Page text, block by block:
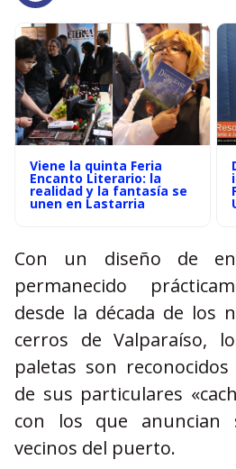
Viene la quinta Feria
Encanto Literario: la
realidad y la fantasía se
unen en Lastarria
Con un diseño de
permanecido
desde la década de los
cerros de Valparaíso,
paletas son
de sus particulares
con los que anuncian
vecinos del puerto.